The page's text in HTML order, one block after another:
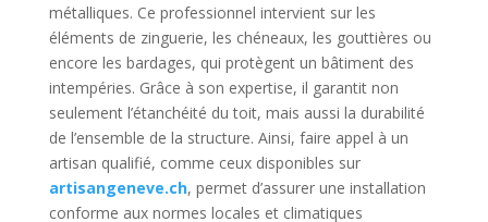
métalliques. Ce professionnel intervient sur les
éléments de zinguerie, les chéneaux, les gouttières ou
encore les bardages, qui protègent un bâtiment des
intempéries. Grâce à son expertise, il garantit non
seulement l’étanchéité du toit, mais aussi la durabilité
de l’ensemble de la structure. Ainsi, faire appel à un
artisan qualifié, comme ceux disponibles sur
artisangeneve.ch, permet d’assurer une installation
conforme aux normes locales et climatiques